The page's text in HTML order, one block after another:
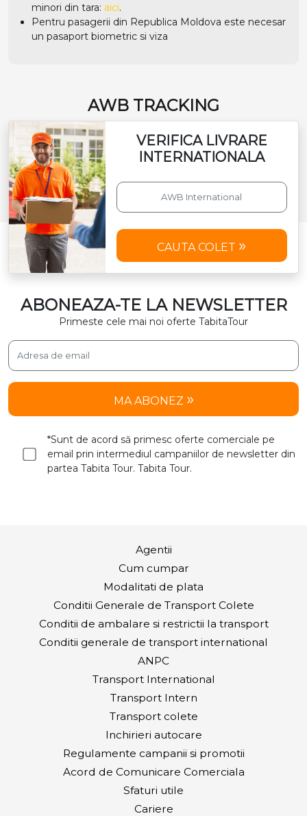
minori din tara: aici.
Pentru pasagerii din Republica Moldova este necesar
un pasaport biometric si viza
AWB TRACKING
VERIFICA LIVRARE
INTERNATIONALA
CAUTA COLET
ABONEAZA-TE LA NEWSLETTER
Primeste cele mai noi oferte TabitaTour
MA ABONEZ
*Sunt de acord să primesc oferte comerciale pe
email prin intermediul campaniilor de newsletter din
partea Tabita Tour. Tabita Tour.
Agentii
Cum cumpar
Modalitati de plata
Conditii Generale de Transport Colete
Conditii de ambalare si restrictii la transport
Conditii generale de transport international
ANPC
Transport International
Transport Intern
Transport colete
Inchirieri autocare
Regulamente campanii si promotii
Acord de Comunicare Comerciala
Sfaturi utile
Cariere